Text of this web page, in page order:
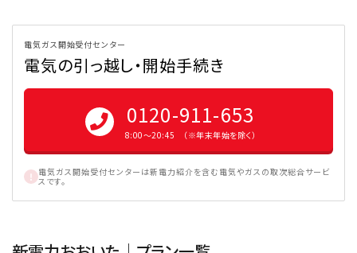
電気ガス開始受付センター
電気の引っ越し・開始手続き
0120-911-653
8:00〜20:45 （※年末年始を除く）
電気ガス開始受付センターは新電力紹介を含む電気やガスの取次総合サービ
スです。